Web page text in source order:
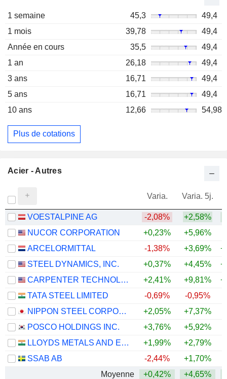
1 semaine 45,3
49,4
1 mois
39,78
49,4
Année en cours
35,5
49,4
1 an
26,18
49,4
3 ans
16,71
49,4
5 ans
16,71
49,4
10 ans
12,66 54,98
Plus de cotations
Acier - Autres
Varia. Varia. 5j.
VOESTALPINE AG -2,08% +2,58%
NUCOR CORPORATION
+0,23% +5,96%
ARCELORMITTAL
-1,38% +3,69%
STEEL DYNAMICS, INC.
+0,37% +4,45%
CARPENTER TECHNOLOGY CORPORATION
+2,41% +9,81%
TATA STEEL LIMITED
-0,69% -0,95%
NIPPON STEEL CORPORATION
+2,05% +7,37%
POSCO HOLDINGS INC.
+3,76% +5,92%
LLOYDS METALS AND ENERGY LIMITED
+1,99% +2,79%
SSAB AB
-2,44% +1,70%
Moyenne
+0,42% +4,65%